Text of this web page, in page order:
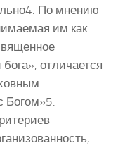
По мнению
им как
отличается
Богом»5.